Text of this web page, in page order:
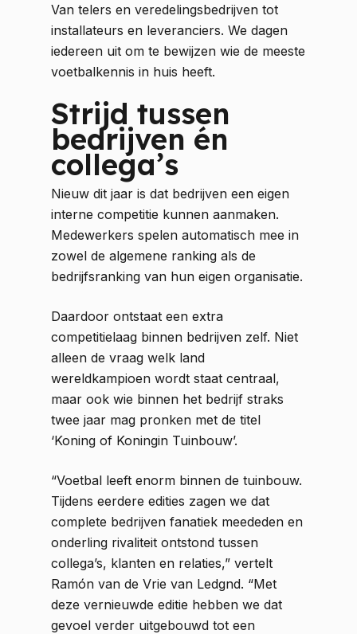
Van telers en veredelingsbedrijven tot
installateurs en leveranciers. We dagen
iedereen uit om te bewijzen wie de meeste
voetbalkennis in huis heeft.
Strijd tussen
bedrijven én
collega’s
Nieuw dit jaar is dat bedrijven een eigen
interne competitie kunnen aanmaken.
Medewerkers spelen automatisch mee in
zowel de algemene ranking als de
bedrijfsranking van hun eigen organisatie.
Daardoor ontstaat een extra
competitielaag binnen bedrijven zelf. Niet
alleen de vraag welk land
wereldkampioen wordt staat centraal,
maar ook wie binnen het bedrijf straks
twee jaar mag pronken met de titel
‘Koning of Koningin Tuinbouw’.
“Voetbal leeft enorm binnen de tuinbouw.
Tijdens eerdere edities zagen we dat
complete bedrijven fanatiek meededen en
onderling rivaliteit ontstond tussen
collega’s, klanten en relaties,” vertelt
Ramón van de Vrie van Ledgnd. “Met
deze vernieuwde editie hebben we dat
gevoel verder uitgebouwd tot een